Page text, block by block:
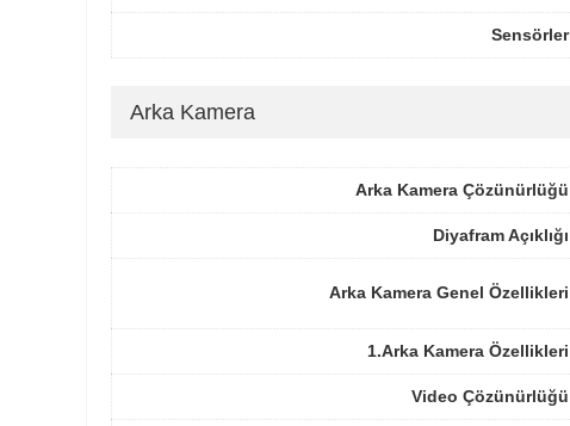
Sensörler
Arka Kamera
Arka Kamera Çözünürlüğü
Diyafram Açıklığı
Arka Kamera Genel Özellikleri
1.Arka Kamera Özellikleri
Video Çözünürlüğü